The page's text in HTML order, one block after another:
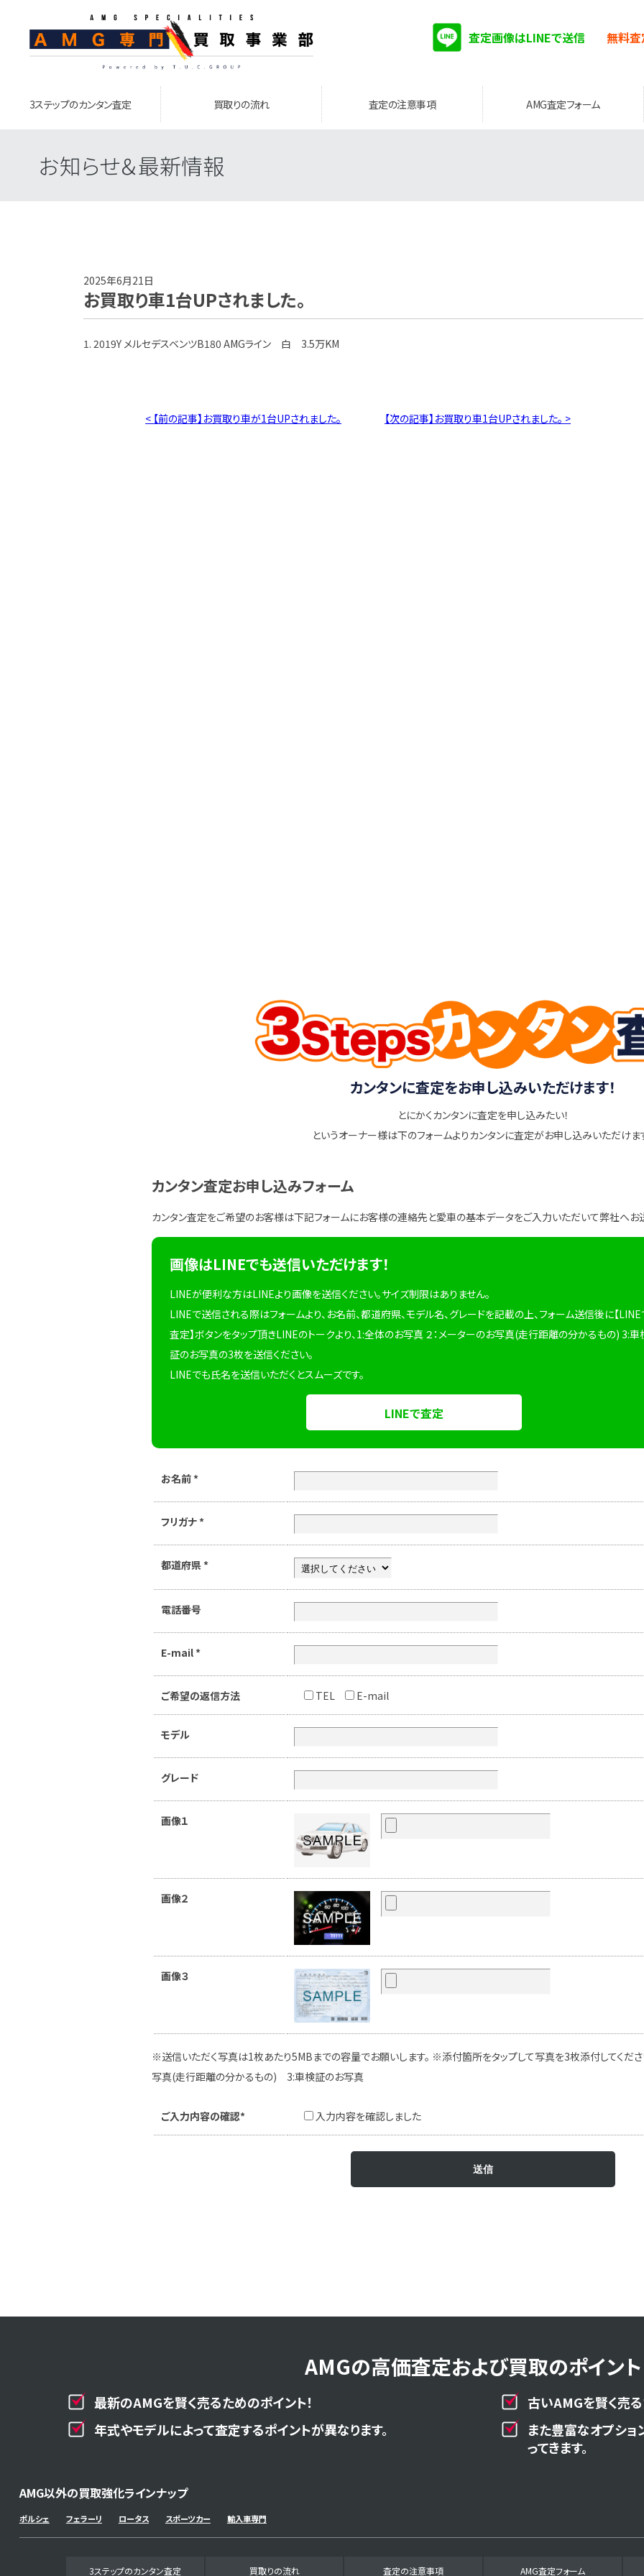
査定画像はLINEで送信 無料査
3ステップのカンタン査定 買取りの流れ 査定の注意事項 AMG査定フォーム
お知らせ＆最新情報
2025年6月21日
お買取り車1台UPされました。
1. 2019Y メルセデスベンツB180 AMGライン 白 3.5万KM
< 【前の記事】お買取り車が1台UPされました。 【次の記事】お買取り車1台UPされました。 >
カンタンに査定をお申し込みいただけます！
とにかくカンタンに査定を申し込みたい！
というオーナー様は下のフォームよりカンタンに査定がお申し込みいただけま
カンタン査定お申し込みフォーム
カンタン査定をご希望のお客様は下記フォームにお客様の連絡先と愛車の基本データをご入力いただいて弊社へお
画像はLINEでも送信いただけます！
LINEが便利な方はLINEより画像を送信ください。サイズ制限はありません。
LINEで送信される際はフォームより、お名前、都道府県、モデル名、グレードを記載の上、フォーム送信後に【LINE
査定】ボタンをタップ頂きLINEのトークより、1:全体のお写真 ２：メーターのお写真(走行距離の分かるもの) 3:車
証のお写真の3枚を送信ください。
LINEでも氏名を送信いただくとスムーズです。
LINEで査定
お名前 *
フリガナ *
都道府県 *
電話番号
E-mail *
ご希望の返信方法 TEL E-mail
モデル
グレード
画像１
画像２
画像３
※送信いただく写真は1枚あたり5MBまでの容量でお願いします。 ※添付箇所をタップして写真を3枚添付してくだ
写真(走行距離の分かるもの) 3:車検証のお写真
ご入力内容の確認* 入力内容を確認しました
AMGの高価査定および買取のポイント
最新のAMGを賢く売るためのポイント！
古いAMGを賢く売
年式やモデルによって査定するポイントが異なります。
また豊富なオプシ
ってきます。
AMG以外の買取強化ラインナップ
ポルシェ フェラーリ ロータス スポーツカー 輸入車専門
3ステップのカンタン査定 買取りの流れ 査定の注意事項 AMG査定フォーム